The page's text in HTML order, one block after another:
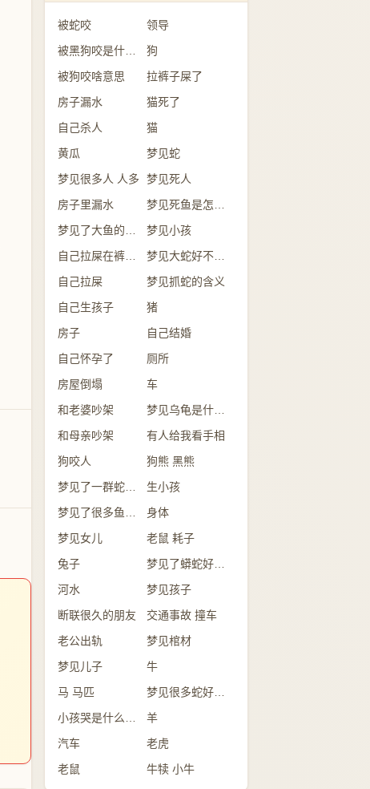
被蛇咬
领导
狗
被狗咬啥意思
拉裤子屎了
房子漏水
猫死了
自己杀人
猫
黄瓜
梦见蛇
梦见很多人 人多
梦见死人
房子里漏水
梦见小孩
梦见大蛇好不好？
自己拉屎
梦见抓蛇的含义
自己生孩子
猪
房子
自己结婚
自己怀孕了
厕所
房屋倒塌
车
和老婆吵架
梦见乌龟是什么意思？
和母亲吵架
有人给我看手相
狗咬人
狗熊 黑熊
生小孩
身体
梦见女儿
老鼠 耗子
兔子
梦见了蟒蛇好不好？
河水
梦见孩子
断联很久的朋友
交通事故 撞车
老公出轨
梦见棺材
梦见儿子
牛
马 马匹
梦见很多蛇好不好？
羊
汽车
老虎
老鼠
牛犊 小牛